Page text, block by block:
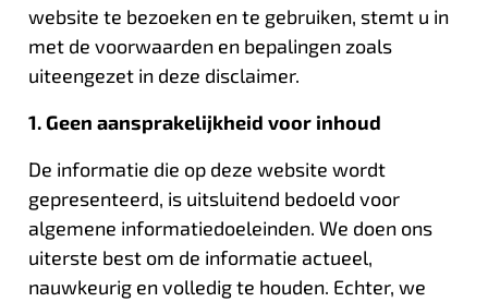
website te bezoeken en te gebruiken, stemt u in
met de voorwaarden en bepalingen zoals
uiteengezet in deze disclaimer.
1. Geen aansprakelijkheid voor inhoud
De informatie die op deze website wordt
gepresenteerd, is uitsluitend bedoeld voor
algemene informatiedoeleinden. We doen ons
uiterste best om de informatie actueel,
nauwkeurig en volledig te houden. Echter, we